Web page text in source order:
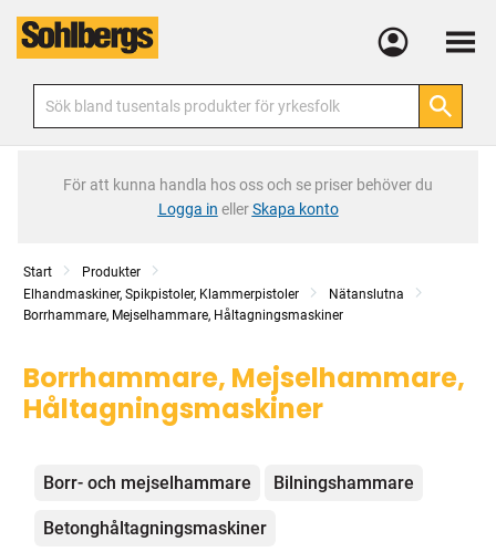
Meny
För att kunna handla hos oss och se priser behöver du
Logga in ellerSkapa konto
Start
Produkter
Elhandmaskiner, Spikpistoler, Klammerpistoler
Nätanslutna
Borrhammare, Mejselhammare, Håltagningsmaskiner
Borrhammare, Mejselhammare,
Håltagningsmaskiner
Kategorier
Borr- och mejselhammare Bilningshammare
Betonghåltagningsmaskiner